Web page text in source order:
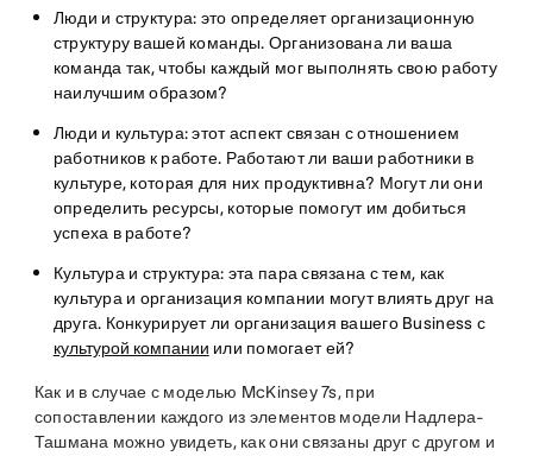
Люди и структура: это определяет организационную
структуру вашей команды. Организована ли ваша
команда так, чтобы каждый мог выполнять свою работу
наилучшим образом?
Люди и культура: этот аспект связан с отношением
работников к работе. Работают ли ваши работники в
культуре, которая для них продуктивна? Могут ли они
определить ресурсы, которые помогут им добиться
успеха в работе?
Культура и структура: эта пара связана с тем, как
культура и организация компании могут влиять друг на
друга. Конкурирует ли организация вашего Business с
культурой компании или помогает ей?
Как и в случае с моделью McKinsey 7s, при
сопоставлении каждого из элементов модели Надлера-
Ташмана можно увидеть, как они связаны друг с другом и